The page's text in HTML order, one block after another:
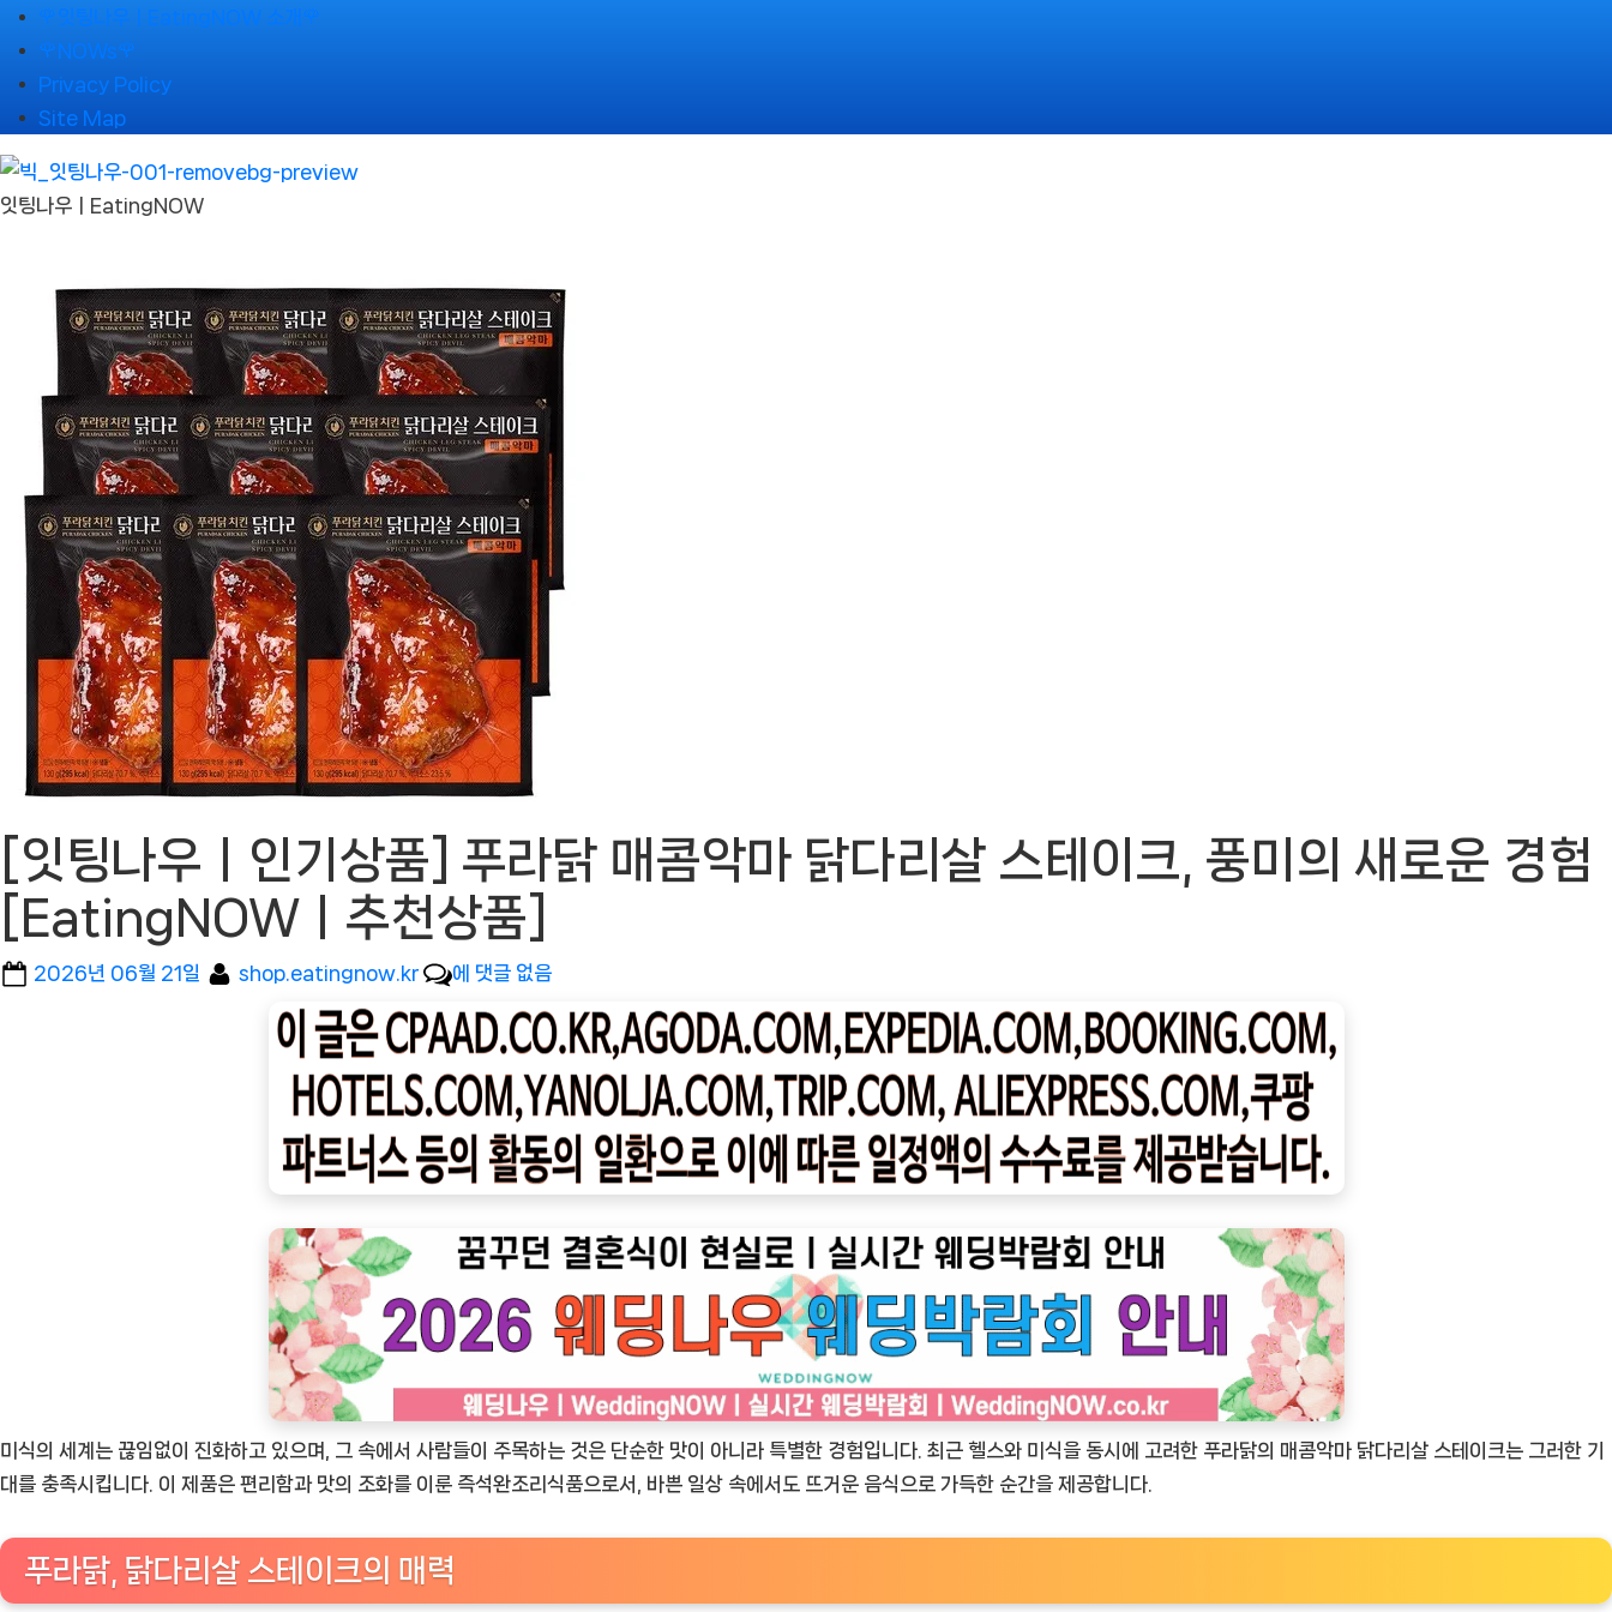
Skip
to
content
🌹잇팅나우ㅣEatingNOW 소개🌹
🌹NOWs🌹
Privacy Policy
Site Map
잇팅나우ㅣEatingNOW
[잇팅나우ㅣ인기상품] 푸라닭 매콤악마 닭다리살 스테이크, 풍미의 새로운 경험
[EatingNOWㅣ추천상품]
Posted
2026년 06월 21일 By
shop.eatingnow.kr
[잇
나
우
ㅣ
인
기
품]
푸
라
닭
콤
악
마
다
리
에 댓글 없음
미식의 세계는 끊임없이 진화하고 있으며, 그 속에서 사람들이 주목하는 것은 단순한 맛이 아니라 특별한 경험입니다. 최근 헬스와 미식을 동시에 고려한 푸라닭의 매콤악마 닭다리살 스테이크는 그러한 기
대를 충족시킵니다. 이 제품은 편리함과 맛의 조화를 이룬 즉석완조리식품으로서, 바쁜 일상 속에서도 뜨거운 음식으로 가득한 순간을 제공합니다.
푸라닭, 닭다리살 스테이크의 매력